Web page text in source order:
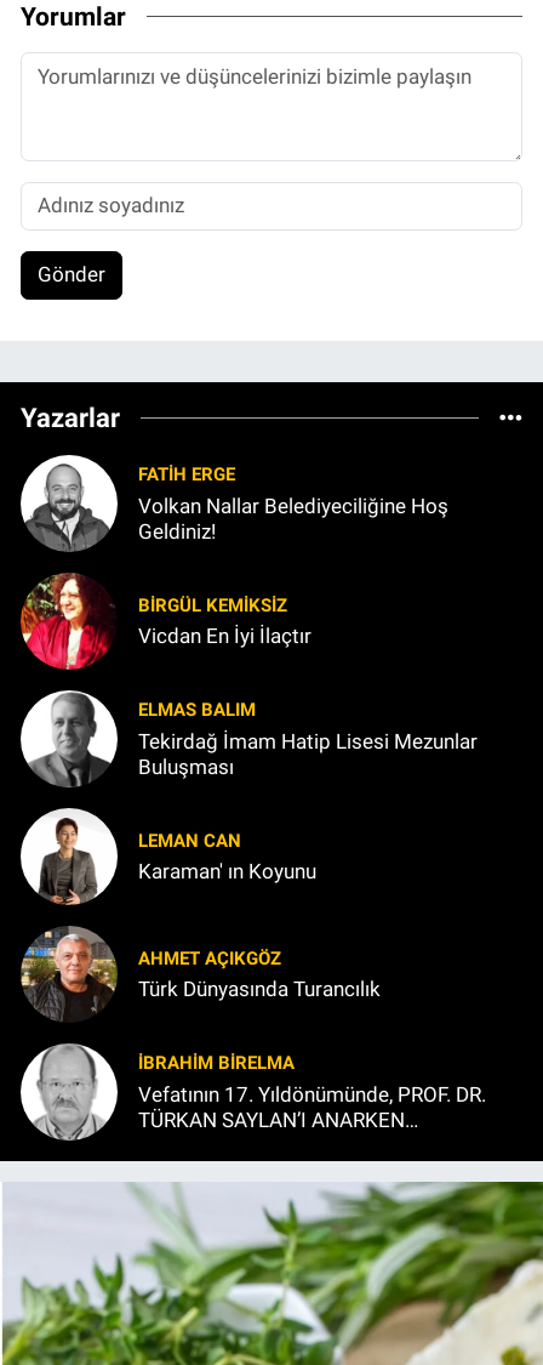
Yorumlar
Gönder
Yazarlar
FATIH ERGE
Volkan Nallar Belediyeciliğine Hoş
Geldiniz!
BIRGÜL KEMİKSİZ
Vicdan En İyi İlaçtır
ELMAS BALIM
Tekirdağ İmam Hatip Lisesi Mezunlar
Buluşması
LEMAN CAN
Karaman' ın Koyunu
AHMET AÇIKGÖZ
Türk Dünyasında Turancılık
İBRAHIM BİRELMA
Vefatının 17. Yıldönümünde, PROF. DR.
TÜRKAN SAYLAN’I ANARKEN…